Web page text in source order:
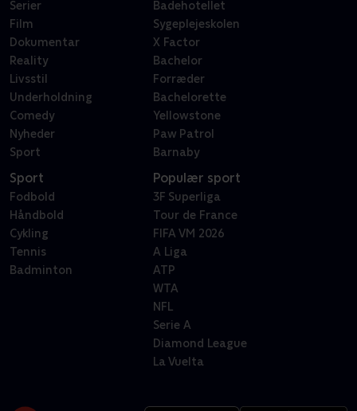
Serier
Film
Dokumentar
Reality
Livsstil
Underholdning
Comedy
Nyheder
Sport
Badehotellet
Sygeplejeskolen
X Factor
Bachelor
Forræder
Bachelorette
Yellowstone
Paw Patrol
Barnaby
Sport
Fodbold
Håndbold
Cykling
Tennis
Badminton
Populær sport
3F Superliga
Tour de France
FIFA VM 2026
A Liga
ATP
WTA
NFL
Serie A
Diamond League
La Vuelta